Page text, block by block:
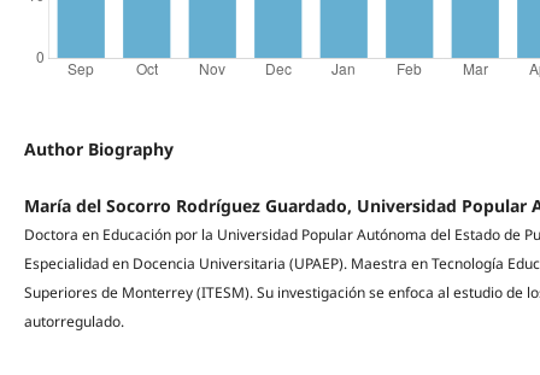
Author Biography
María del Socorro Rodríguez Guardado, Universidad Popular
Doctora en Educación por la Universidad Popular Autónoma del Estado de
Especialidad en Docencia Universitaria (UPAEP). Maestra en Tecnología
Superiores de Monterrey (ITESM). Su investigación se enfoca al estudio de
autorregulado.